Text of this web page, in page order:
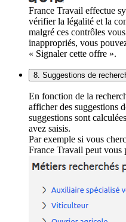
France Travail effectue
vérifier la légalité et la
malgré ces contrôles
inappropriés, vous
« Signaler cette offre ».
8. Suggestions de
En fonction de la
afficher des suggestions
suggestions sont
avez saisis.
Par exemple si vous
France Travail peut vous